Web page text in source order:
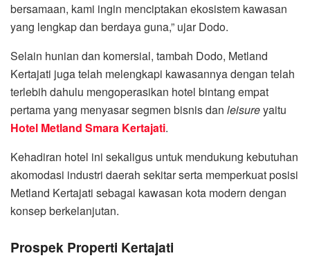
bersamaan, kami ingin menciptakan ekosistem kawasan
yang lengkap dan berdaya guna,” ujar Dodo.
Selain hunian dan komersial, tambah Dodo, Metland
Kertajati juga telah melengkapi kawasannya dengan telah
terlebih dahulu mengoperasikan hotel bintang empat
pertama yang menyasar segmen bisnis dan leisureyaitu
Hotel Metland Smara Kertajati.
Kehadiran hotel ini sekaligus untuk mendukung kebutuhan
akomodasi industri daerah sekitar serta memperkuat posisi
Metland Kertajati sebagai kawasan kota modern dengan
konsep berkelanjutan.
Prospek Properti Kertajati